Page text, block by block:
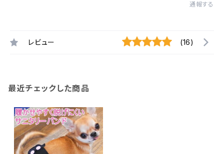
通報する
レビュー (16)
最近チェックした商品